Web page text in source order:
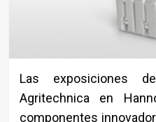
Las exposiciones
Agritechnica en
componentes